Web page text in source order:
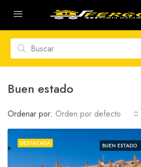
Buen estado
Ordenar por: Orden por defecto
DESTACADA BUEN ESTADO